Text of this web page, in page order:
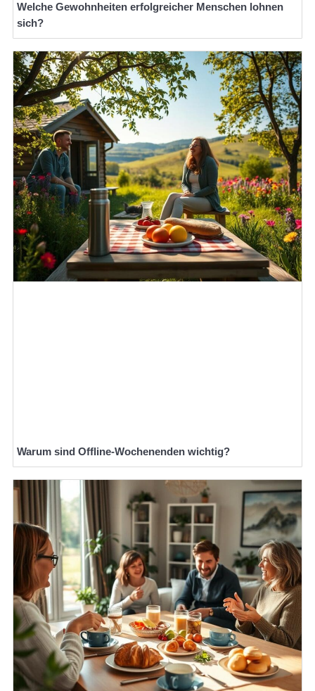
Welche Gewohnheiten erfolgreicher Menschen lohnen
sich?
Warum sind Offline-Wochenenden wichtig?